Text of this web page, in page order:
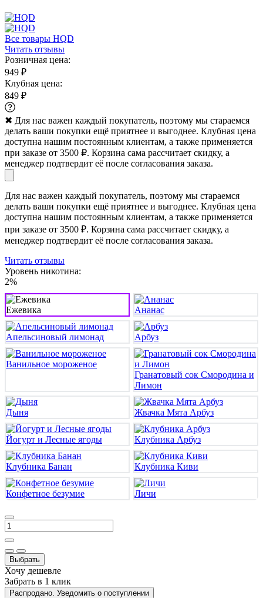
Все товары HQD
Читать отзывы
Розничная цена:
949 ₽
Клубная цена:
849 ₽
✖ Для нас важен каждый покупатель, поэтому мы стараемся
делать ваши покупки ещё приятнее и выгоднее. Клубная цена
доступна нашим постоянным клиентам, а также применяется
при заказе от 3500 ₽. Корзина сама рассчитает скидку, а
менеджер подтвердит её после согласования заказа.
Для нас важен каждый покупатель, поэтому мы стараемся
делать ваши покупки ещё приятнее и выгоднее. Клубная цена
доступна нашим постоянным клиентам, а также применяется
при заказе от 3500 ₽. Корзина сама рассчитает скидку, а
менеджер подтвердит её после согласования заказа.
Читать отзывы
Уровень никотина:
2%
Ежевика Ананас
Апельсиновый лимонад Арбуз
Ванильное мороженое
Гранатовый сок Смородина и
Лимон
Дыня Жвачка Мята Арбуз
Йогурт и Лесные ягоды Клубника Арбуз
Клубника Банан Клубника Киви
Конфетное безумие Личи
Выбрать
Хочу дешевле
Забрать в 1 клик
Распродано. Уведомить о поступлении